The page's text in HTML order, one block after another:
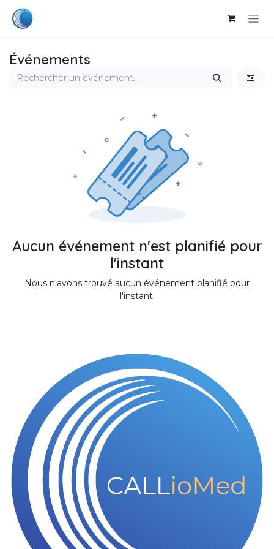
Se rendre au contenu
Événements
Aucun événement n'est planifié pour
l'instant
Nous n'avons trouvé aucun événement planifié pour
l'instant.